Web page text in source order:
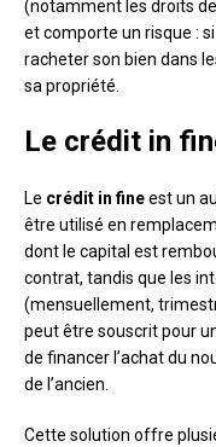
(notamment les droits
et comporte un risque :
racheter son bien dans
sa propriété.
Le crédit in
Le crédit in fineest un
être utilisé en
dont le capital est
contrat, tandis que les
(mensuellement,
peut être souscrit pour
de financer l’achat du
de l’ancien.
Cette solution offre